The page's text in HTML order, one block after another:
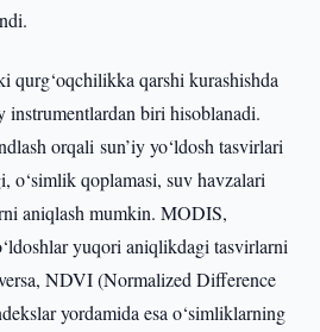
qurg‘oqchilikka qarshi kurashishda
instrumentlardan biri hisoblanadi.
orqali sun’iy yo‘ldosh tasvirlari
o‘simlik qoplamasi, suv havzalari
aniqlash mumkin. MODIS,
yuqori aniqlikdagi tasvirlarni
NDVI (Normalized Difference
yordamida esa o‘simliklarning